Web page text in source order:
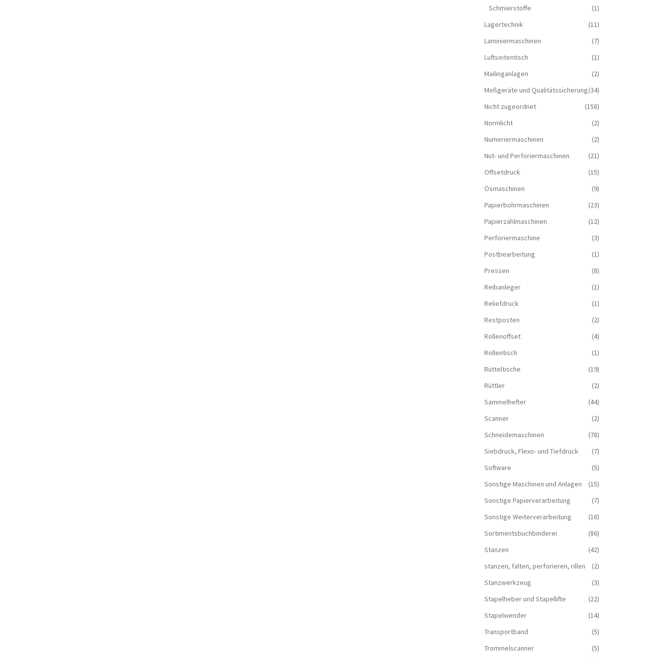
Schmierstoffe
(1)
Lagertechnik
(11)
Laminiermaschinen
(7)
Luftseitentisch
(1)
Mailinganlagen
(2)
Meßgeräte und Qualitätssicherung(34)
Nicht zugeordnet
(158)
Normlicht
(2)
Numeriermaschinen
(2)
Nut- und Perforiermaschinen
(21)
Offsetdruck
(15)
Ösmaschinen
(9)
Papierbohrmaschinen
(23)
Papierzählmaschinen
(12)
Perforiermaschine
(3)
Postbearbeitung
(1)
Pressen
(8)
Reibanleger
(1)
Reliefdruck
(1)
Restposten
(2)
Rollenoffset
(4)
Rollentisch
(1)
Rütteltische
(19)
Rüttler
(2)
Sammelhefter
(44)
Scanner
(2)
Schneidemaschinen
(78)
Siebdruck, Flexo- und Tiefdruck
(7)
Software
(5)
Sonstige Maschinen und Anlagen
(15)
Sonstige Papierverarbeitung
(7)
Sonstige Weiterverarbeitung
(18)
Sortimentsbuchbinderei
(86)
Stanzen
(42)
stanzen, falten, perforieren, rillen
(2)
Stanzwerkzeug
(3)
Stapelheber und Stapellifte
(22)
Stapelwender
(14)
Transportband
(5)
Trommelscanner
(5)